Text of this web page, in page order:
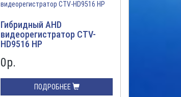
Гибридный AHD
видеорегистратор CTV-
HD9516 HP
0р.
ПОДРОБНЕЕ